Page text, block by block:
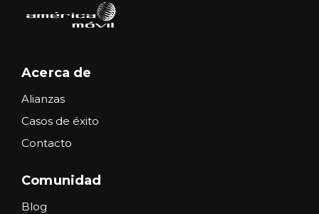
Acerca de
Alianzas
Casos de éxito
Contacto
Comunidad
Blog